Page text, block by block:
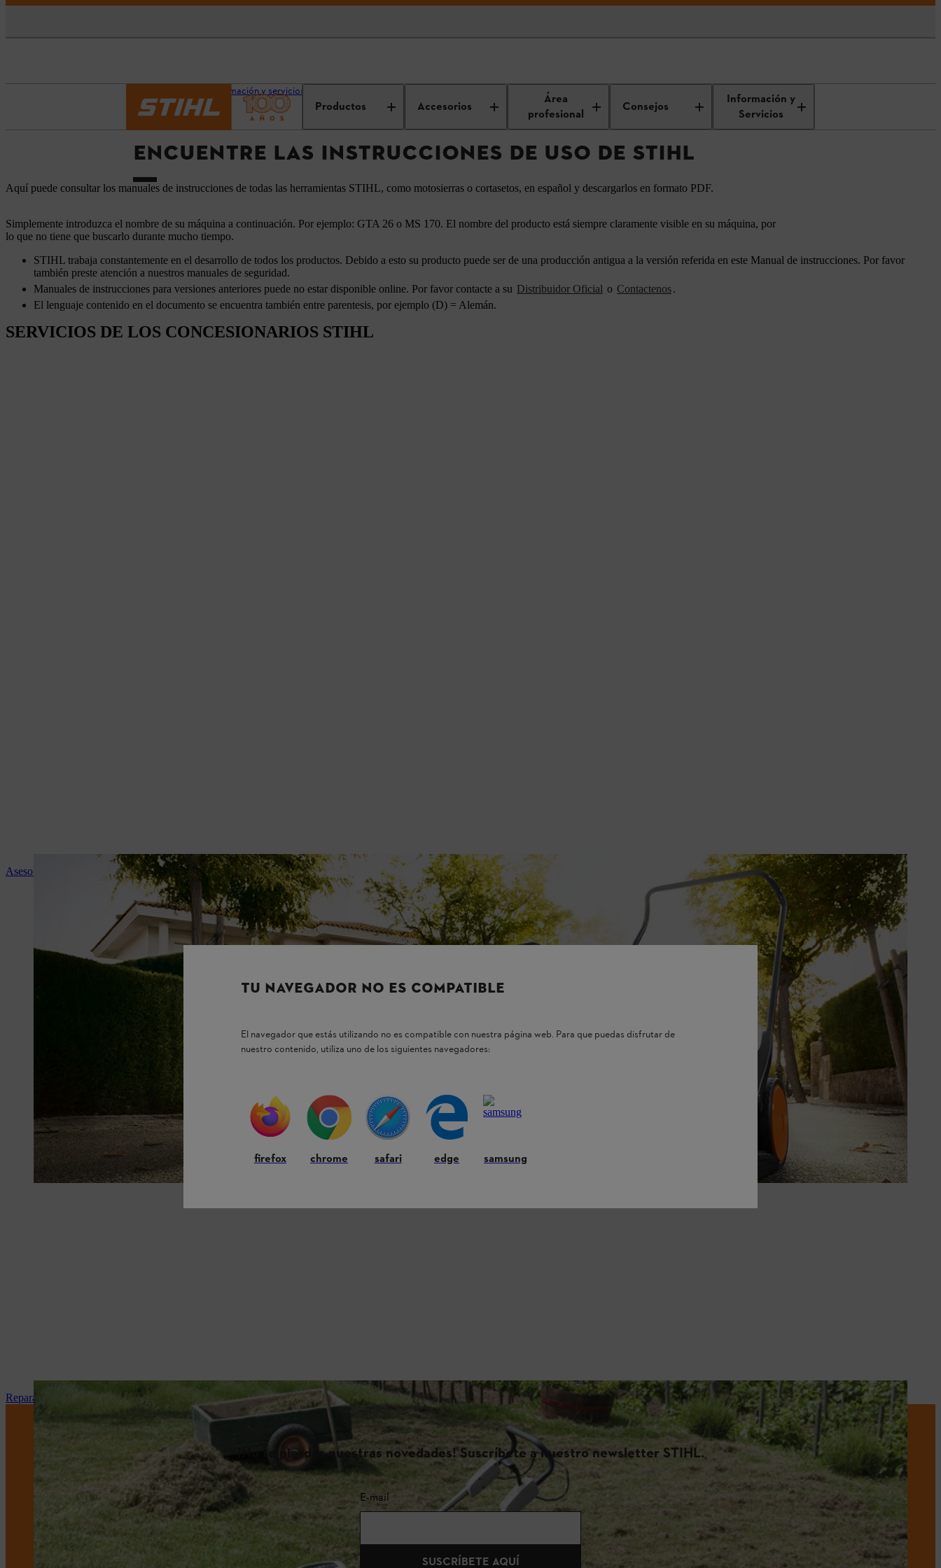
Productos Accesorios
Área
profesional
Consejos
Información y
Servicios
Información y servicios
ENCUENTRE LAS INSTRUCCIONES DE USO DE STIHL
Aquí puede consultar los manuales de instrucciones de todas las herramientas STIHL, como motosierras o cortasetos, en español y descargarlos en formato PDF.
Simplemente introduzca el nombre de su máquina a continuación. Por ejemplo: GTA 26 o MS 170. El nombre del producto está siempre claramente visible en su máquina, por
lo que no tiene que buscarlo durante mucho tiempo.
STIHL trabaja constantemente en el desarrollo de todos los productos. Debido a esto su producto puede ser de una producción antigua a la versión referida en este Manual de instrucciones. Por favor
también preste atención a nuestros manuales de seguridad.
Manuales de instrucciones para versiones anteriores puede no estar disponible online. Por favor contacte a su Distribuidor Oficial o Contactenos.
El lenguaje contenido en el documento se encuentra también entre parentesis, por ejemplo (D) = Alemán.
SERVICIOS DE LOS CONCESIONARIOS STIHL
Asesoramiento experto y servicio STIHL en tu tienda especialista
Reparación y mantenimiento STIHL en tu tienda especialista
¡No te pierdas nuestras novedades! Suscríbete a nuestro newsletter STIHL.
E-mail
SUSCRÍBETE AQUÍ
TU NAVEGADOR NO ES COMPATIBLE
El navegador que estás utilizando no es compatible con nuestra página web. Para que puedas disfrutar de
nuestro contenido, utiliza uno de los siguientes navegadores:
firefox chrome safari edge samsung